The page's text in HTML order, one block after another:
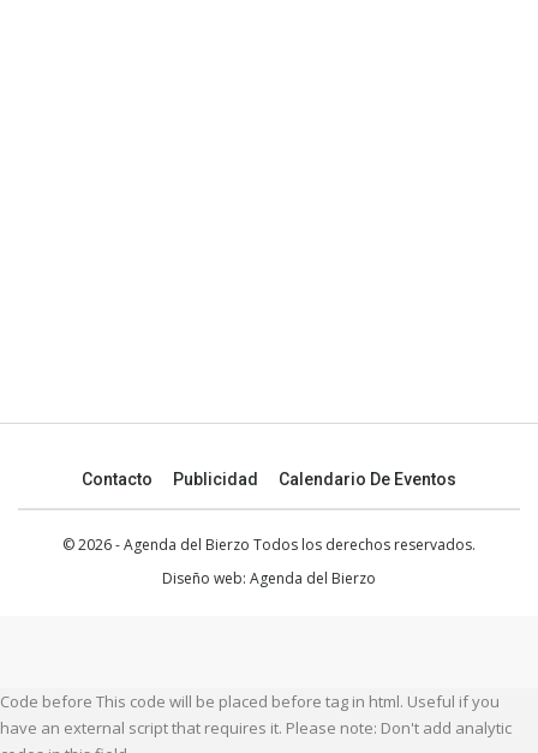
Contacto Publicidad Calendario De Eventos
© 2026 - Agenda del Bierzo Todos los derechos reservados.
Diseño web: Agenda del Bierzo
Code before This code will be placed before tag in html. Useful if you
have an external script that requires it. Please note: Don't add analytic